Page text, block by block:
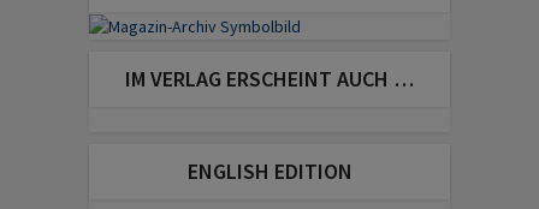
IM VERLAG ERSCHEINT AUCH …
ENGLISH EDITION